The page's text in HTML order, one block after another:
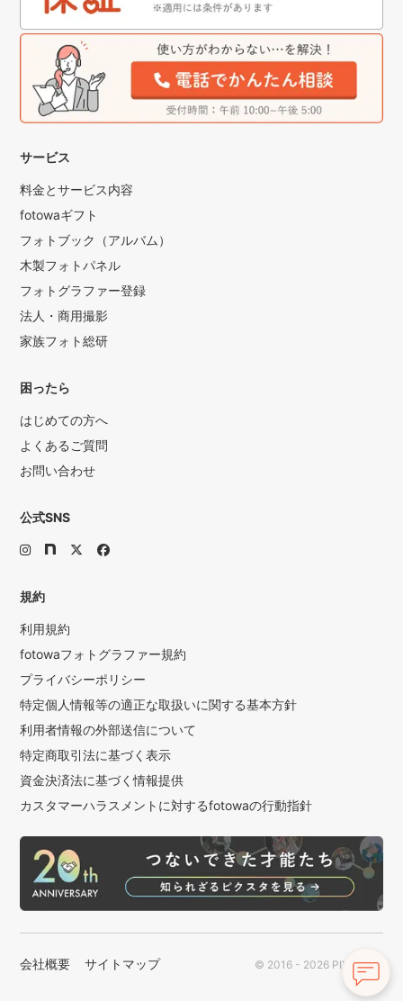
サービス
料金とサービス内容
fotowaギフト
フォトブック（アルバム）
木製フォトパネル
フォトグラファー登録
法人・商用撮影
家族フォト総研
困ったら
はじめての方へ
よくあるご質問
お問い合わせ
公式SNS
規約
利用規約
fotowaフォトグラファー規約
プライバシーポリシー
特定個人情報等の適正な取扱いに関する基本方針
利用者情報の外部送信について
特定商取引法に基づく表示
資金決済法に基づく情報提供
カスタマーハラスメントに対するfotowaの行動指針
会社概要 サイトマップ © 2016 - 2026 PIXTA Inc.